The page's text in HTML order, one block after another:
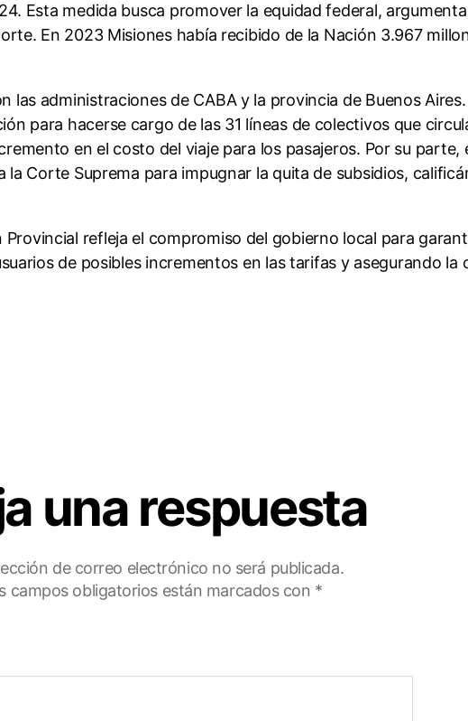
Esta medida busca promover la equidad federal,
En 2023 Misiones había recibido de la Nación 3.967
administraciones de CABA y la provincia de Buenos
para hacerse cargo de las 31 líneas de colectivos que
en el costo del viaje para los pasajeros. Por su parte,
Corte Suprema para impugnar la quita de subsidios,
refleja el compromiso del gobierno local para
de posibles incrementos en las tarifas y asegurando la
una respuesta
de correo electrónico no será publicada.
campos obligatorios están marcados con *